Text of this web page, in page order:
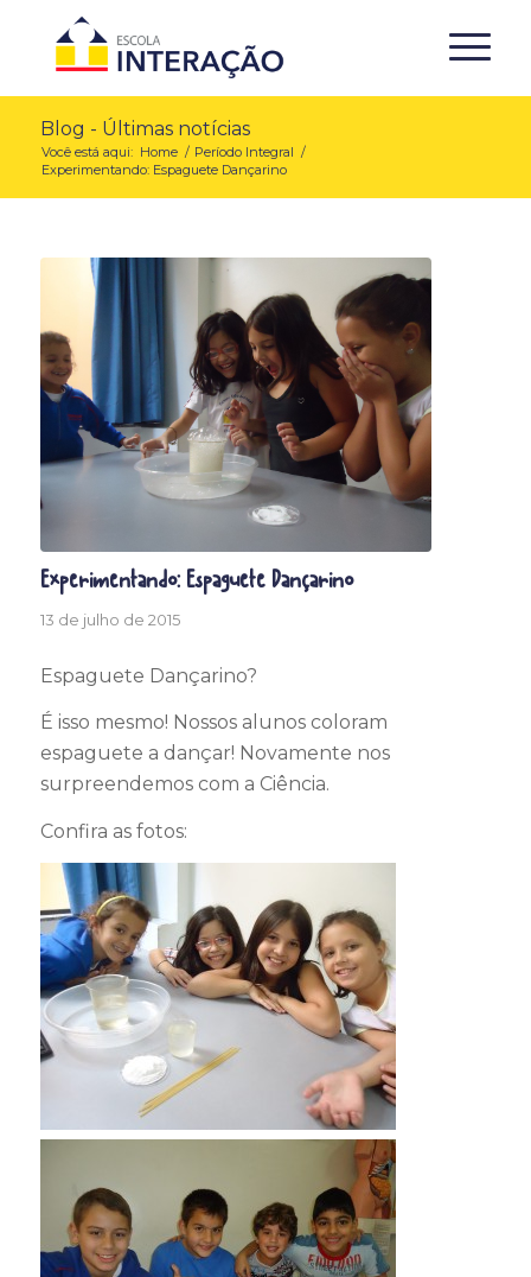
Blog - Últimas notícias
Você está aqui: Home / Período Integral /
Experimentando: Espaguete Dançarino
Experimentando: Espaguete Dançarino
13 de julho de 2015
Espaguete Dançarino?
É isso mesmo! Nossos alunos coloram
espaguete a dançar! Novamente nos
surpreendemos com a Ciência.
Confira as fotos: